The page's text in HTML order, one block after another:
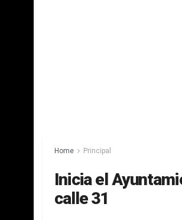
Home Principal
Inicia el
calle 31